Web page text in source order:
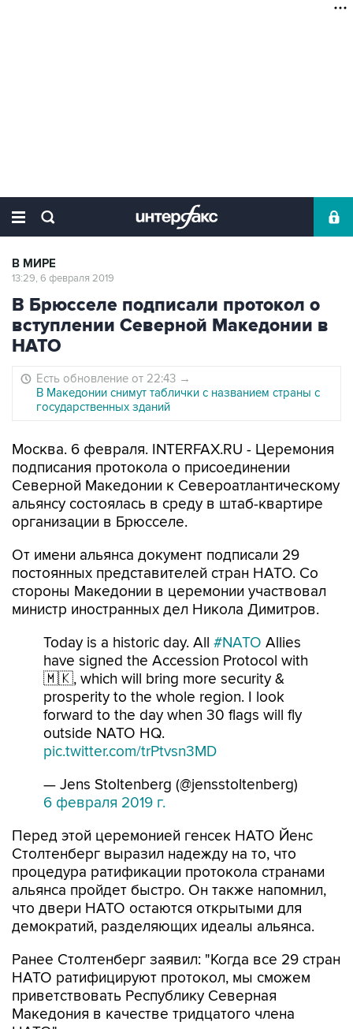
В МИРЕ
13:29, 6 февраля 2019
В Брюсселе подписали протокол о
вступлении Северной Македонии в
НАТО
Есть обновление от 22:43 →
В Македонии снимут таблички с названием страны с
государственных зданий
Москва. 6 февраля. INTERFAX.RU - Церемония
подписания протокола о присоединении
Северной Македонии к Североатлантическому
альянсу состоялась в среду в штаб-квартире
организации в Брюсселе.
От имени альянса документ подписали 29
постоянных представителей стран НАТО. Со
стороны Македонии в церемонии участвовал
министр иностранных дел Никола Димитров.
Today is a historic day. All #NATO Allies
have signed the Accession Protocol with
🇲🇰, which will bring more security &
prosperity to the whole region. I look
forward to the day when 30 flags will fly
outside NATO HQ.
pic.twitter.com/trPtvsn3MD
— Jens Stoltenberg (@jensstoltenberg)
6 февраля 2019 г.
Перед этой церемонией генсек НАТО Йенс
Столтенберг выразил надежду на то, что
процедура ратификации протокола странами
альянса пройдет быстро. Он также напомнил,
что двери НАТО остаются открытыми для
демократий, разделяющих идеалы альянса.
Ранее Столтенберг заявил: "Когда все 29 стран
НАТО ратифицируют протокол, мы сможем
приветствовать Республику Северная
Македония в качестве тридцатого члена